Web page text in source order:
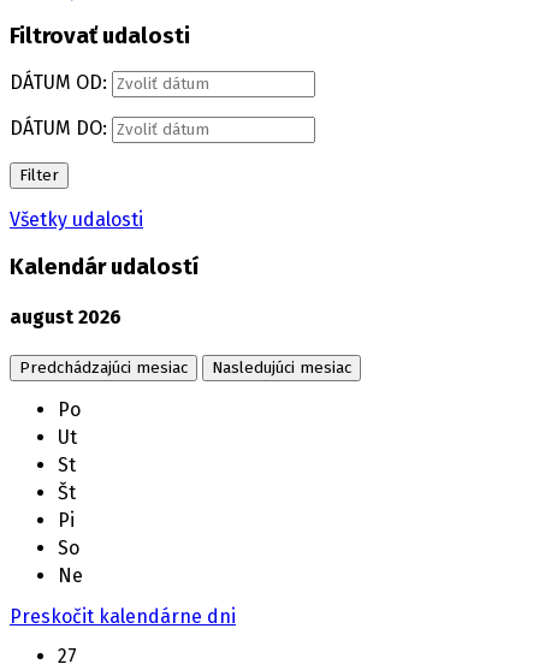
Filtrovať udalosti
DÁTUM OD:
DÁTUM DO:
Filter
Všetky udalosti
Kalendár udalostí
august 2026
Predchádzajúci mesiac Nasledujúci mesiac
Po
Ut
St
Št
Pi
So
Ne
Preskočit kalendárne dni
27